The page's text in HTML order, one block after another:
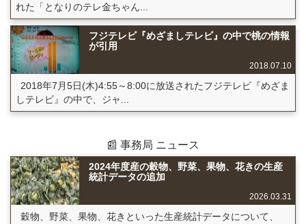
れた「となりのテレ金ちゃん...
フジテレビ『めざましテレビ』の中で桃の情報
が引用
2018.07.10
2018年7月5日(木)4:55～8:00に放送されたフジテレビ『めざま
しテレビ』の中で、ジャ...
📰 事務局 ニュース
2024年度産の穀物、野菜、果物、花きの生産
統計データの追加
2026.03.31
穀物、野菜、果物、花きといった生産統計データについて、